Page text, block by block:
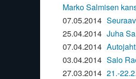
Marko Salmisen
07.05.2014
25.04.2014 Juha
07.04.2014
03.04.2014 Salo
27.03.2014 21.-